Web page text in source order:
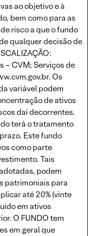
ao objetivo e à
bem como para as
risco a que o fundo
qualquer decisão de
– CVM; Serviços de
Os
variável podem
de ativos
daí decorrentes.
terá o tratamento
Este fundo
como parte
Tais
podem
patrimoniais para
até 20% (vinte
em ativos
O FUNDO tem
em geral que